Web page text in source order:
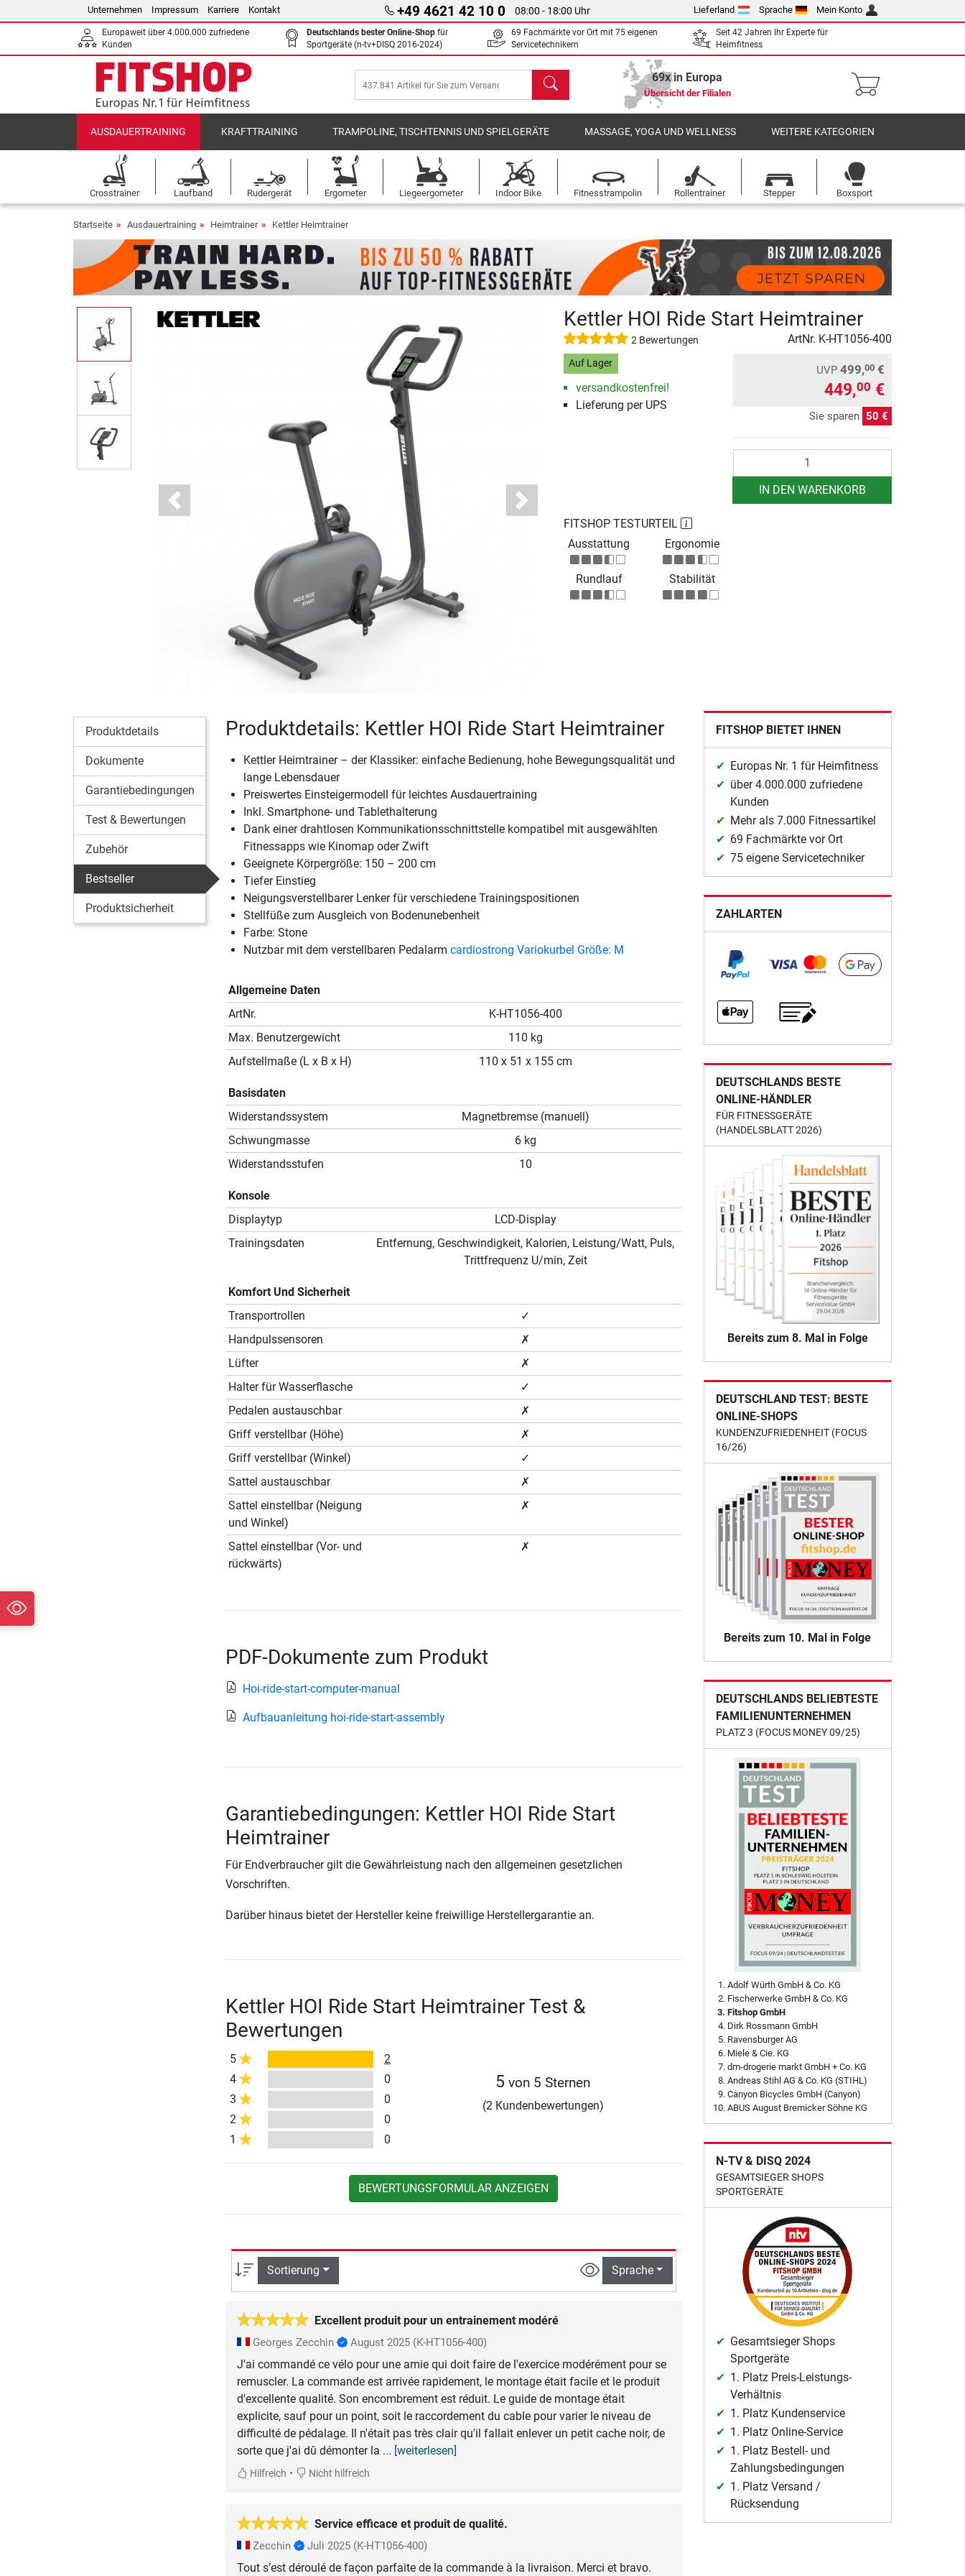
Unternehmen Impressum Karriere Kontakt +49 4621 42 10 0 08:00 - 18:00 Uhr Lieferland Sprache Mein Konto
Europaweit über 4.000.000 zufriedene
Kunden
Deutschlands bester Online-Shop für
Sportgeräte (n-tv+DISQ 2016-2024)
69 Fachmärkte vor Ort mit 75 eigenen
Servicetechnikern
Seit 42 Jahren Ihr Experte für
Heimfitness
Suchen 69x in Europa
Übersicht der Filialen
AUSDAUERTRAINING KRAFTTRAINING TRAMPOLINE, TISCHTENNIS UND SPIELGERÄTE MASSAGE, YOGA UND WELLNESS WEITERE KATEGORIEN
Crosstrainer Laufband Rudergerät Ergometer Liegeergometer Indoor Bike Fitnesstrampolin Rollentrainer Stepper Boxsport
Startseite Ausdauertraining Heimtrainer Kettler Heimtrainer
Previous Next
Kettler HOI Ride Start Heimtrainer
2 Bewertungen ArtNr. K-HT1056-400
Auf Lager
versandkostenfrei!
Lieferung per UPS
UVP 499,00 €
449,00 €
Sie sparen 50 €
IN DEN WARENKORB
FITSHOP TESTURTEIL
Ausstattung
Ergonomie
Rundlauf Stabilität
Produktdetails
Dokumente
Garantiebedingungen
Test & Bewertungen
Zubehör
Bestseller
Produktsicherheit
Produktdetails: Kettler HOI Ride Start Heimtrainer
Kettler Heimtrainer – der Klassiker: einfache Bedienung, hohe Bewegungsqualität und
lange Lebensdauer
Preiswertes Einsteigermodell für leichtes Ausdauertraining
Inkl. Smartphone- und Tablethalterung
Dank einer drahtlosen Kommunikationsschnittstelle kompatibel mit ausgewählten
Fitnessapps wie Kinomap oder Zwift
Geeignete Körpergröße: 150 – 200 cm
Tiefer Einstieg
Neigungsverstellbarer Lenker für verschiedene Trainingspositionen
Stellfüße zum Ausgleich von Bodenunebenheit
Farbe: Stone
Nutzbar mit dem verstellbaren Pedalarm cardiostrong Variokurbel Größe: M
Allgemeine Daten
ArtNr.
K-HT1056-400
Max. Benutzergewicht
110 kg
Aufstellmaße (L x B x H)
110 x 51 x 155 cm
Basisdaten
Widerstandssystem
Magnetbremse (manuell)
Schwungmasse
6 kg
Widerstandsstufen
10
Konsole
Displaytyp
LCD-Display
Trainingsdaten
Entfernung, Geschwindigkeit, Kalorien, Leistung/Watt, Puls,
Trittfrequenz U/min, Zeit
Komfort Und Sicherheit
Transportrollen
✓
Handpulssensoren
✗
Lüfter
✗
Halter für Wasserflasche
✓
Pedalen austauschbar
✗
Griff verstellbar (Höhe)
✗
Griff verstellbar (Winkel)
✓
Sattel austauschbar
✗
Sattel einstellbar (Neigung
und Winkel)
✗
Sattel einstellbar (Vor- und
rückwärts)
✗
PDF-Dokumente zum Produkt
Hoi-ride-start-computer-manual
Aufbauanleitung hoi-ride-start-assembly
Garantiebedingungen: Kettler HOI Ride Start
Heimtrainer
Für Endverbraucher gilt die Gewährleistung nach den allgemeinen gesetzlichen
Vorschriften.
Darüber hinaus bietet der Hersteller keine freiwillige Herstellergarantie an.
Kettler HOI Ride Start Heimtrainer Test &
Bewertungen
5
2
4
0
3
0
2
0
1
0
5 von 5 Sternen
(2 Kundenbewertungen)
BEWERTUNGSFORMULAR ANZEIGEN
Sortierung Sprache
Excellent produit pour un entrainement modéré
Georges Zecchin August 2025 (K-HT1056-400)
J'ai commandé ce vélo pour une amie qui doit faire de l'exercice modérément pour se
remuscler. La commande est arrivée rapidement, le montage était facile et le produit
d'excellente qualité. Son encombrement est réduit. Le guide de montage était
explicite, sauf pour un point, soit le raccordement du cable pour varier le niveau de
difficulté de pédalage. Il n'était pas très clair qu'il fallait enlever un petit cache noir, de
sorte que j'ai dû démonter la ... [weiterlesen]
Hilfreich • Nicht hilfreich
Service efficace et produit de qualité.
Zecchin Juli 2025 (K-HT1056-400)
Tout s’est déroulé de façon parfaite de la commande à la livraison. Merci et bravo.
FITSHOP BIETET IHNEN
Europas Nr. 1 für Heimfitness
über 4.000.000 zufriedene
Kunden
Mehr als 7.000 Fitnessartikel
69 Fachmärkte vor Ort
75 eigene Servicetechniker
ZAHLARTEN
DEUTSCHLANDS BESTE
ONLINE-HÄNDLER
FÜR FITNESSGERÄTE
(HANDELSBLATT 2026)
Bereits zum 8. Mal in Folge
DEUTSCHLAND TEST: BESTE
ONLINE-SHOPS
KUNDENZUFRIEDENHEIT (FOCUS
16/26)
Bereits zum 10. Mal in Folge
DEUTSCHLANDS BELIEBTESTE
FAMILIENUNTERNEHMEN
PLATZ 3 (FOCUS MONEY 09/25)
Adolf Würth GmbH & Co. KG
Fischerwerke GmbH & Co. KG
Fitshop GmbH
Dirk Rossmann GmbH
Ravensburger AG
Miele & Cie. KG
dm-drogerie markt GmbH + Co. KG
Andreas Stihl AG & Co. KG (STIHL)
Canyon Bicycles GmbH (Canyon)
ABUS August Bremicker Söhne KG
N-TV & DISQ 2024
GESAMTSIEGER SHOPS
SPORTGERÄTE
Gesamtsieger Shops
Sportgeräte
1. Platz Preis-Leistungs-
Verhältnis
1. Platz Kundenservice
1. Platz Online-Service
1. Platz Bestell- und
Zahlungsbedingungen
1. Platz Versand /
Rücksendung